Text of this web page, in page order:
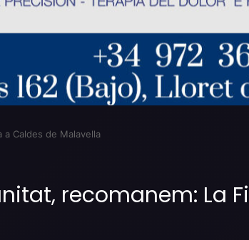
a Caldes de Malavella
recomanem: La